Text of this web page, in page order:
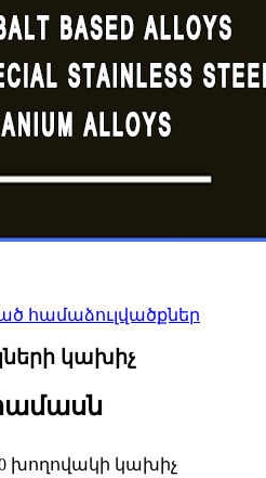
համաձուլվածքներ
կախիչ